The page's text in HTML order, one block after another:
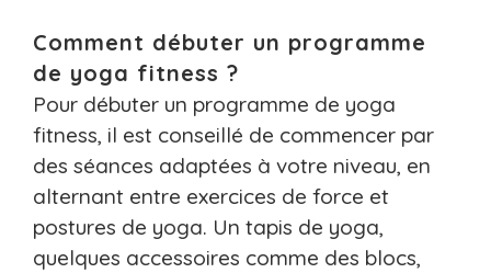
Comment débuter un programme
de yoga fitness ?
Pour débuter un programme de yoga
fitness, il est conseillé de commencer par
des séances adaptées à votre niveau, en
alternant entre exercices de force et
postures de yoga. Un tapis de yoga,
quelques accessoires comme des blocs,